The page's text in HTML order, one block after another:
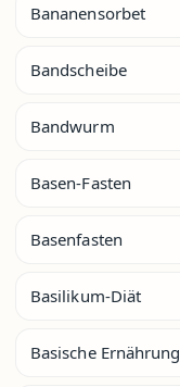
Bananensorbet
Bandscheibe
Bandwurm
Basen-Fasten
Basenfasten
Basilikum-Diät
Basische Ernährung